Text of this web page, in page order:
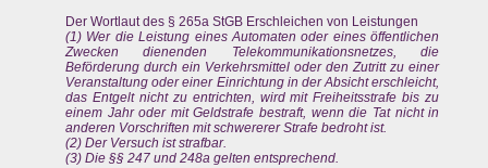
Der Wortlaut des § 265a StGB Erschleichen von Leistungen
(1) Wer die Leistung eines Automaten oder eines öffentlichen
Zwecken dienenden Telekommunikationsnetzes, die
Beförderung durch ein Verkehrsmittel oder den Zutritt zu einer
Veranstaltung oder einer Einrichtung in der Absicht erschleicht,
das Entgelt nicht zu entrichten, wird mit Freiheitsstrafe bis zu
einem Jahr oder mit Geldstrafe bestraft, wenn die Tat nicht in
anderen Vorschriften mit schwererer Strafe bedroht ist.
(2) Der Versuch ist strafbar.
(3) Die §§ 247 und 248a gelten entsprechend.